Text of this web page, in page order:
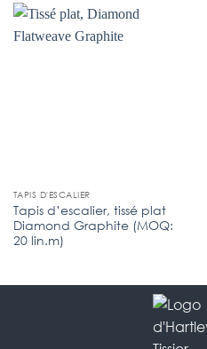
TAPIS D'ESCALIER
Tapis d’escalier, tissé plat
Diamond Graphite (MOQ:
20 lin.m)